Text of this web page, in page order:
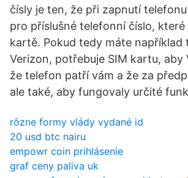
čísly je ten, že při zapnutí
pro příslušné telefonní číslo, které
kartě. Pokud tedy máte například
Verizon, potřebuje SIM kartu, aby
že telefon patří vám a že za
ale také, aby fungovaly určité
rôzne formy vlády vydané id
20 usd btc nairu
empowr coin prihlásenie
graf ceny paliva uk